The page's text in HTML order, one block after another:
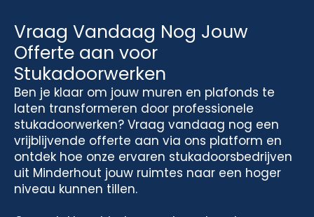
Vraag Vandaag Nog Jouw
Offerte aan voor
Stukadoorwerken
Ben je klaar om jouw muren en plafonds te
laten transformeren door professionele
stukadoorwerken? Vraag vandaag nog een
vrijblijvende offerte aan via ons platform en
ontdek hoe onze ervaren stukadoorsbedrijven
uit Minderhout jouw ruimtes naar een hoger
niveau kunnen tillen.